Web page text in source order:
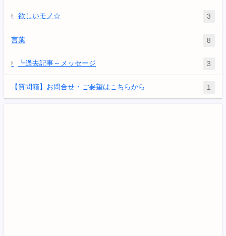
欲しいモノ☆ 3
言葉 8
┗過去記事～メッセージ 3
【質問箱】お問合せ・ご要望はこちらから 1